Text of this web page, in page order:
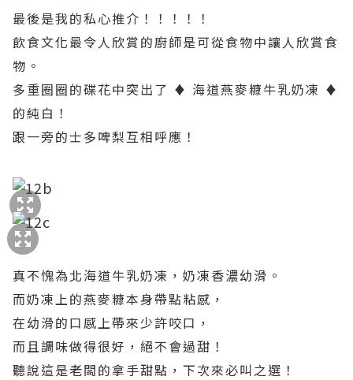
最後是我的私心推介！！！！！
飲食文化最令人欣賞的廚師是可從食物中讓人欣賞食
物。
多重圈圈的碟花中突出了 ♦ 海道燕麥糠牛乳奶凍 ♦
的純白！
跟一旁的士多啤梨互相呼應！
真不愧為北海道牛乳奶凍，奶凍香濃幼滑。
而奶凍上的燕麥糠本身帶點粘感，
在幼滑的口感上帶來少許咬口，
而且調味做得很好，絕不會過甜！
聽說這是老闆的拿手甜點，下次來必叫之選！